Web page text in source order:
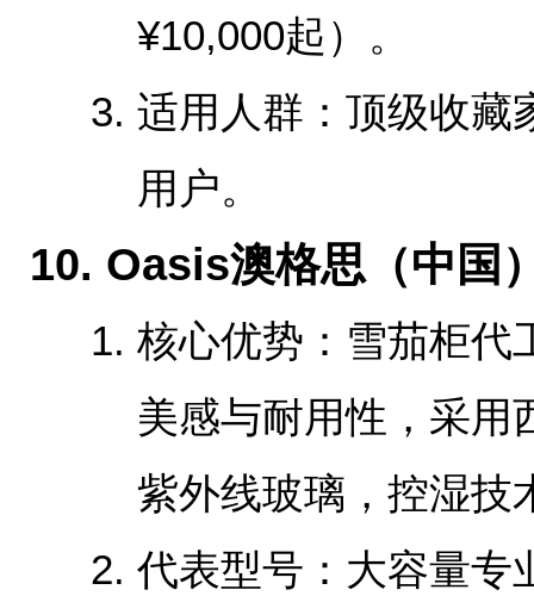
¥10,000起）。
适用人群‌：顶级收藏
用户。
‌10. Oasis澳格思（中国
核心优势‌：雪茄柜代
美感与耐用性，采用
紫外线玻璃，控湿技
代表型号‌：大容量专